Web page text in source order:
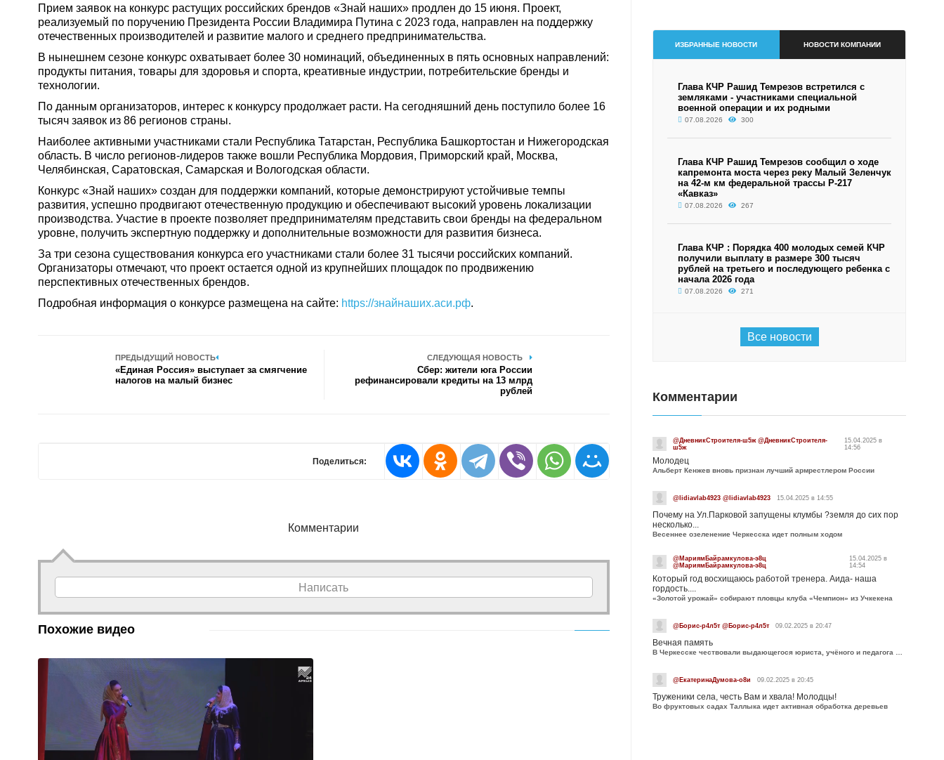
Прием заявок на конкурс растущих российских брендов «Знай наших» продлен до 15 июня. Проект,
реализуемый по поручению Президента России Владимира Путина с 2023 года, направлен на поддержку
отечественных производителей и развитие малого и среднего предпринимательства.
В нынешнем сезоне конкурс охватывает более 30 номинаций, объединенных в пять основных направлений:
продукты питания, товары для здоровья и спорта, креативные индустрии, потребительские бренды и
технологии.
По данным организаторов, интерес к конкурсу продолжает расти. На сегодняшний день поступило более 16
тысяч заявок из 86 регионов страны.
Наиболее активными участниками стали Республика Татарстан, Республика Башкортостан и Нижегородская
область. В число регионов-лидеров также вошли Республика Мордовия, Приморский край, Москва,
Челябинская, Саратовская, Самарская и Вологодская области.
Конкурс «Знай наших» создан для поддержки компаний, которые демонстрируют устойчивые темпы
развития, успешно продвигают отечественную продукцию и обеспечивают высокий уровень локализации
производства. Участие в проекте позволяет предпринимателям представить свои бренды на федеральном
уровне, получить экспертную поддержку и дополнительные возможности для развития бизнеса.
За три сезона существования конкурса его участниками стали более 31 тысячи российских компаний.
Организаторы отмечают, что проект остается одной из крупнейших площадок по продвижению
перспективных отечественных брендов.
Подробная информация о конкурсе размещена на сайте: https://знайнаших.аси.рф.
ПРЕДЫДУЩИЙ НОВОСТЬ
«Единая Россия» выступает за смягчение
налогов на малый бизнес
СЛЕДУЮЩАЯ НОВОСТЬ
Сбер: жители юга России
рефинансировали кредиты на 13 млрд
рублей
Поделиться:
Комментарии
Написать
Похожие видео
ИЗБРАННЫЕ НОВОСТИ НОВОСТИ КОМПАНИИ
Глава КЧР Рашид Темрезов встретился с
земляками - участниками специальной
военной операции и их родными
07.08.2026 300
Глава КЧР Рашид Темрезов сообщил о ходе
капремонта моста через реку Малый Зеленчук
на 42-м км федеральной трассы Р-217
«Кавказ»
07.08.2026 267
Глава КЧР : Порядка 400 молодых семей КЧР
получили выплату в размере 300 тысяч
рублей на третьего и последующего ребенка с
начала 2026 года
07.08.2026 271
Все новости
Комментарии
@ДневникСтроителя-ш5ж @ДневникСтроителя-
ш5ж
15.04.2025 в
14:56
Молодец
Альберт Кенжев вновь признан лучший армрестлером России
@lidiavlab4923 @lidiavlab4923 15.04.2025 в 14:55
Почему на Ул.Парковой запущены клумбы ?земля до сих пор
несколько...
Весеннее озеленение Черкесска идет полным ходом
@МариямБайрамкулова-э8ц
@МариямБайрамкулова-э8ц
15.04.2025 в
14:54
Который год восхищаюсь работой тренера. Аида- наша
гордость....
«Золотой урожай» собирают пловцы клуба «Чемпион» из Учкекена
@Борис-р4л5т @Борис-р4л5т 09.02.2025 в 20:47
Вечная память
@ЕкатеринаДумова-о8и 09.02.2025 в 20:45
Труженики села, честь Вам и хвала! Молодцы!
Во фруктовых садах Таллыка идет активная обработка деревьев